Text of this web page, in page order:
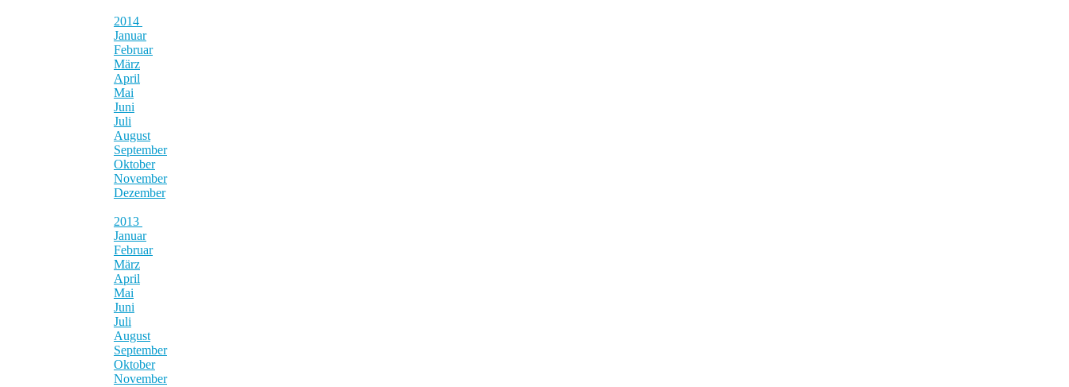
2014
Januar
Februar
März
April
Mai
Juni
Juli
August
September
Oktober
November
Dezember
2013
Januar
Februar
März
April
Mai
Juni
Juli
August
September
Oktober
November